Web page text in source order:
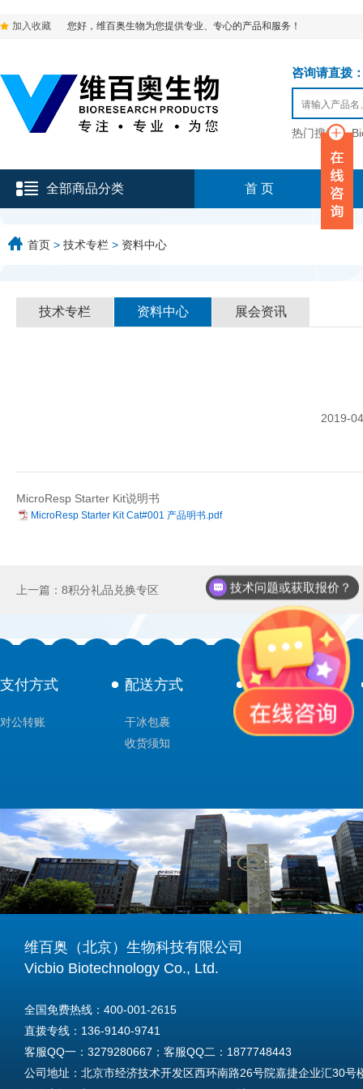
加入收藏 您好，维百奥生物为您提供专业、专心的产品和服务！
咨询请直拨
热门搜索：
全部商品分类 首 页
首页 > 技术专栏 > 资料中心
技术专栏 资料中心 展会资讯
2019-
MicroResp Starter Kit说明书
MicroResp Starter Kit Cat#001 产品明书.pdf
上一篇：8积分礼品兑换专区
支付方式
对公转账
配送方式
干冰包裹
收货须知
售后服务
技术支持
维百奥（北京）生物科技有限公司
Vicbio Biotechnology Co., Ltd.
全国免费热线：400-001-2615
直拨专线：136-9140-9741
客服QQ一：3279280667；客服QQ二：1877748443
公司地址：北京市经济技术开发区西环南路26号院嘉捷企业汇30号
技术问题或获取报价？